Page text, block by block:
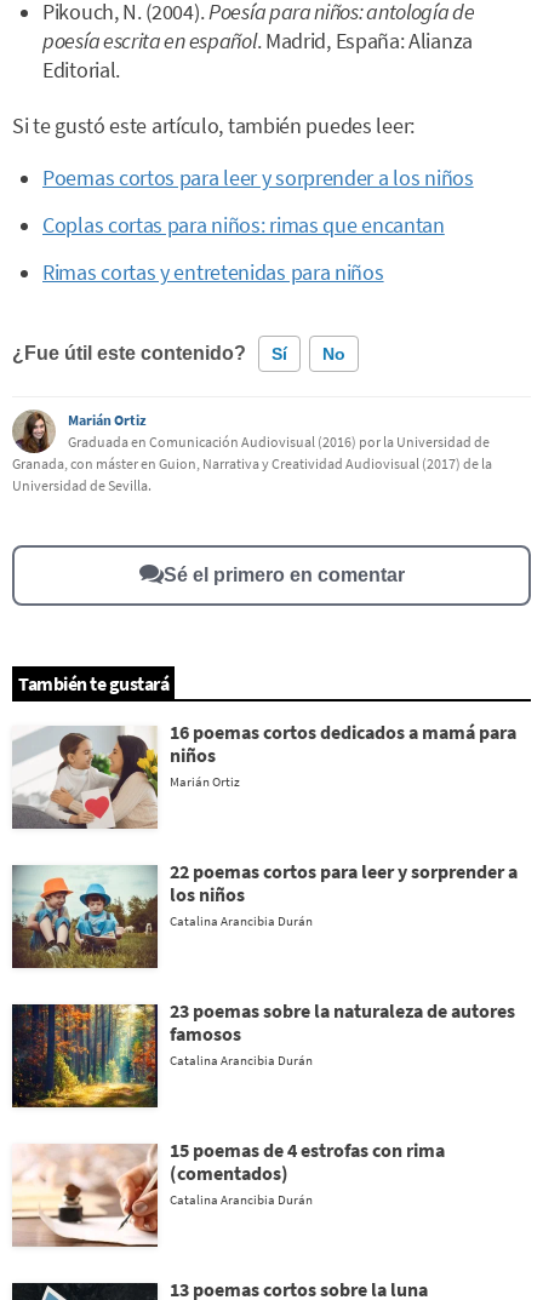
Pikouch, N. (2004).Poesía para niños: antología de
poesía escrita en español. Madrid, España: Alianza
Editorial.
Si te gustó este artículo, también puedes leer:
Poemas cortos para leer y sorprender a los niños
Coplas cortas para niños: rimas que encantan
Rimas cortas y entretenidas para niños
¿Fue útil este contenido? Sí No
Este contenido contiene información incorrecta
Este contenido no tiene la información que busco
Marián Ortiz
Graduada en Comunicación Audiovisual (2016) por la Universidad de
Granada, con máster en Guion, Narrativa y Creatividad Audiovisual (2017) de la
Universidad de Sevilla.
Sé el primero en comentar
También te gustará
16 poemas cortos dedicados a mamá para
niños
Marián Ortiz
22 poemas cortos para leer y sorprender a
los niños
Catalina Arancibia Durán
23 poemas sobre la naturaleza de autores
famosos
Catalina Arancibia Durán
15 poemas de 4 estrofas con rima
(comentados)
Catalina Arancibia Durán
13 poemas cortos sobre la luna